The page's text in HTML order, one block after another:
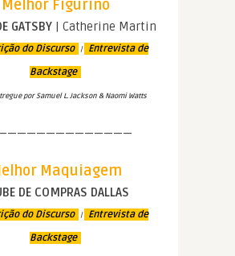
Melhor Figurino
GATSBY| Catherine Martin
do Discurso |
Entrevista de
Backstage
por Samuel L. Jackson & Naomi Watts
Maquiagem
DE COMPRAS DALLAS
do Discurso |
Entrevista de
Backstage